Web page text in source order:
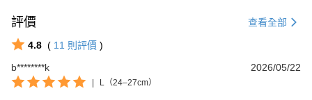
評價 查看全部
4.8 ( 11 則評價 )
b********k
2026/05/22
L（24–27cm）【新好友再領好禮】